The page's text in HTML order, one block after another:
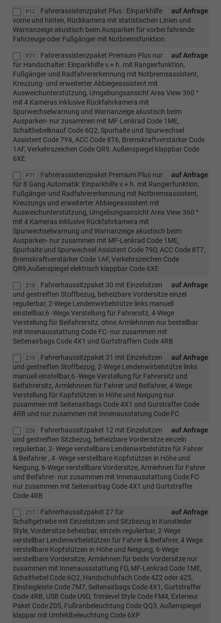
P12 auf Anfrage
Fahrerassistenzpaket Plus : Einparkhilfe
vorne und hinten, Rückkamera mit statistischen Linien und
Warnanzeige akustisch beim Ausparken für vorbei fahrende
Fahrzeuge oder Fußgänger mit Notbremsfunktion
P71 auf Anfrage
Fahrerassistenzpaket Premium Plus nur
für Handschalter: Einparkhilfe v.+ h. mit Rangierfunktion,
Fußgänger-und Radfahrererkennung mit Notbremsassistent,
Kreuzung- und erweiterter Abbiegeassistent mit
Ausweichunterstützung, Umgebungsansicht Area View 360 °
mit 4 Kameras inklusive Rückfahrkamera mit
Spurwechselwarnung und Warnanzeige akustisch beim
Ausparken- nur zusammen mit MF-Lenkrad Code 1ME,
Schalthebelknauf Code 6Q2, Spurhalte und Spurwechsel
Assistent Code 7Y4, ACC Code 8T6, Bremskraftverstärker Code
1AF, Verkehrszeichen Code QR9, Außenspiegel klappbar Code
6XE
P71 auf Anfrage
Fahrerassistenzpaket Premium Plus nur
für 8 Gang Automatik: Einparkhilfe v.+ h. mit Rangierfunktion,
Fußgänger-und Radfahrererkennung mit Notbremsassistent,
Kreuzungs und erweiterter Abbiegeassistent mit
Ausweichunterstützung, Umgebungsansicht Area View 360 °
mit 4 Kameras inklusive Rückfahrkamera mit
Spurwechselwarnung und Warnanzeige akustisch beim
Ausparken- nur zusammen mit MF-Lenkrad Code 1ME,
Spurhalte und Spurwechsel Assistent Code 79D, ACC Code 8T7,
Bremskraftverstärker Code 1AF, Verkehrszeichen Code
QR9,Außenspiegel elektrisch klappbar Code 6XE
Z18 auf Anfrage
Fahrerhaussitzpaket 30 mit Einzelsitzen
und gestreiften Stoffbezug, beheizbare Vordersitze einzel
regulierbar, 2-Wege Lendenwirbelstütze links manuell
einstellbar,6 -Wege Verstellung für Fahrersitz, 4-Wege
Verstellung für Beifahrersitz, ohne Armlehnnen nur bestellbar
mit Innenausstattung Code FC- nur zusammen mit
Seitenairbags Code 4X1 und Gurtstraffern Code 4RB
Z19 auf Anfrage
Fahrerhaussitzpaket 31 mit Einzelsitzen
und gestreiften Stoffbezug, 2-Wege Lendenwirbelstütze links
manuell einstellbar,6 -Wege Verstellung für Fahrersitz und
Beifahrersitz, Armlehnnen für Fahrer und Beifahrer, 4-Wege
Verstellung für Kopfstützen in Höhe und Neigung nur
zusammen mit Seitenairbags Code 4X1 und Gurstraffer Code
4RB und nur zusammen mit Innenausstatung Code FC
Z26 auf Anfrage
Fahrerhaussitzpaket 12 mit Einzelsitzen
und gestreiften Sitzbezug, beheizbare Vordersitze einzeln
regulierbar, 2- Wege verstellbare Lendenwirbelstütze für Fahrer
& Beifahrer , 4 -Wege verstellbare Kopfstützen in Höhe und
Neigung, 6-Wege verstellbare Vordersitze, Armlehnen für Fahrer
und Beifahrer- nur zusammen mit Innenausstattung Code FC-
nur zusammen mit Seitenairbag Code 4X1 und Gurtstraffer
Code 4RB
Z17 auf Anfrage
Fahrerhaussitzpaket 27 für
Schaltgetriebe mit Einzelsitzen und Sitzbezug in Kunstleder
Style, Vordersitze beheizbar, einzeln regulierbar, 2-Wege
verstellbar Lendenwirbelstützen für Fahrer & Beifahrer, 4 Wege
verstellbare Kopfstützen in Höhe und Neigung, 6-Wege
verstellbare Vordersitze, Armlehnen für beide Vordersitze nur
zusammen mit Innenaussstattung FD, MF-Lenkrad Code 1ME,
Schalthebel Code 6Q2, Handschuhfach Code 4Z2 oder 4Z5,
Einstiegleiste Code 7M7, Seitenairbags Code 4X1, Gurtstraffer
Code 4RB, USB Code U9D, Trimlevel Style Code FM4, Exterieur
Paket Code Z05, Fußranbeleuchtung Code QQ3, Außenspiegel
klappar mit Umfeldbeleuchtung Code 6XP